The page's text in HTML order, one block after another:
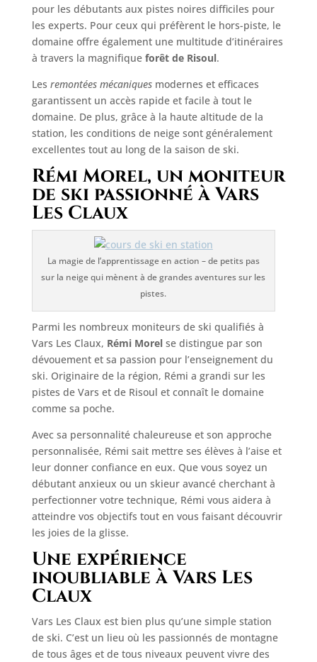
pour les débutants aux pistes noires difficiles pour
les experts. Pour ceux qui préfèrent le hors-piste, le
domaine offre également une multitude d’itinéraires
à travers la magnifique forêt de Risoul.
Les remontées mécaniquesmodernes et efficaces
garantissent un accès rapide et facile à tout le
domaine. De plus, grâce à la haute altitude de la
station, les conditions de neige sont généralement
excellentes tout au long de la saison de ski.
Rémi Morel, un moniteur
de ski passionné à Vars
Les Claux
La magie de l’apprentissage en action – de petits pas
sur la neige qui mènent à de grandes aventures sur les
pistes.
Parmi les nombreux moniteurs de ski qualifiés à
Vars Les Claux, Rémi Morelse distingue par son
dévouement et sa passion pour l’enseignement du
ski. Originaire de la région, Rémi a grandi sur les
pistes de Vars et de Risoul et connaît le domaine
comme sa poche.
Avec sa personnalité chaleureuse et son approche
personnalisée, Rémi sait mettre ses élèves à l’aise et
leur donner confiance en eux. Que vous soyez un
débutant anxieux ou un skieur avancé cherchant à
perfectionner votre technique, Rémi vous aidera à
atteindre vos objectifs tout en vous faisant découvrir
les joies de la glisse.
Une expérience
inoubliable à Vars Les
Claux
Vars Les Claux est bien plus qu’une simple station
de ski. C’est un lieu où les passionnés de montagne
de tous âges et de tous niveaux peuvent vivre des